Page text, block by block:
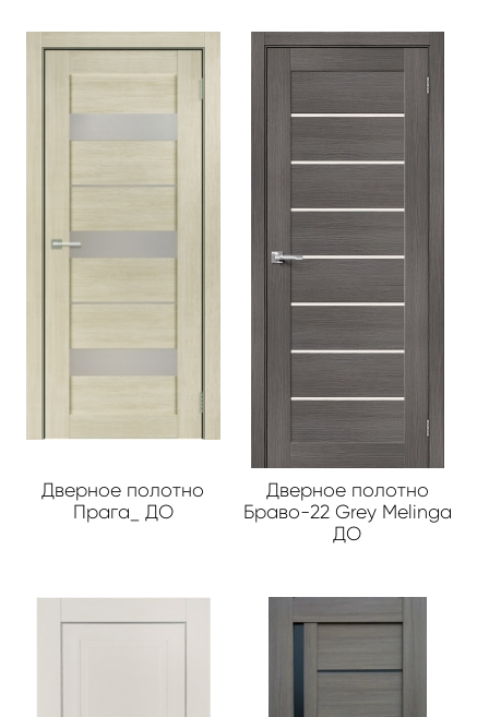
Дверное полотно
Прага_ ДО
Дверное полотно
Браво-22 Grey Melinga
ДО